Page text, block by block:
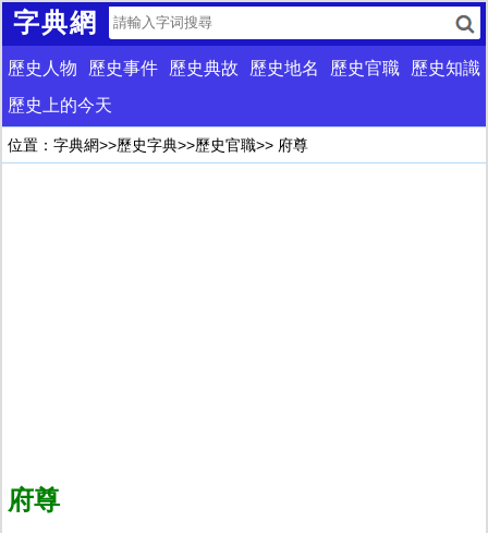
字典網
歷史人物 歷史事件 歷史典故 歷史地名 歷史官職
歷史知識
歷史上的今天
位置： 字典網>>歷史字典>>歷史官職>> 府尊
府尊